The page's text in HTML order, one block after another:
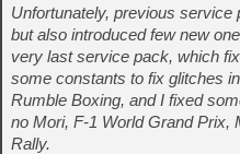
Unfortunately, previous
but also introduced few new
very last service pack, which
some constants to fix glitches
Rumble Boxing, and I fixed
no Mori, F-1 World Grand Prix,
Rally.